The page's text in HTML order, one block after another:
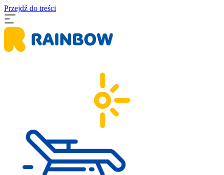
Przejdź do treści